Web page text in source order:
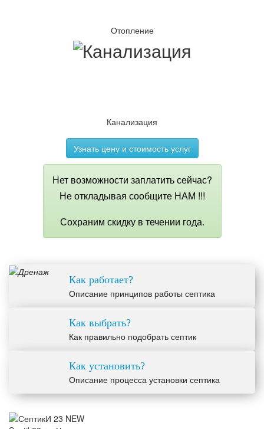
Отопление
Канализация
Узнать цену и стоимость услуг
Нет возможности заплатить сейчас?
Не откладывая сообщите НАМ !!!
Сохраним скидку в течении года.
Как работает?
Описание принципов работы септика
Как выбрать?
Как правильно подобрать септик
Как установить?
Описание процесса установки септика